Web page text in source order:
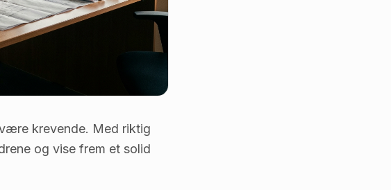
krevende. Med riktig
og vise frem et solid